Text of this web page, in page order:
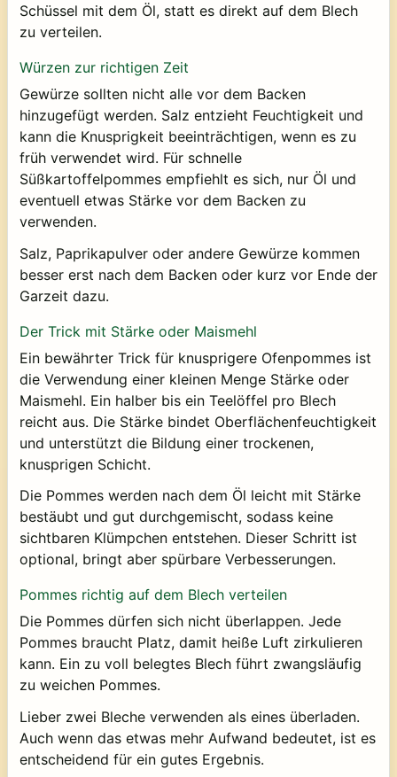
Schüssel mit dem Öl, statt es direkt auf dem Blech
zu verteilen.
Würzen zur richtigen Zeit
Gewürze sollten nicht alle vor dem Backen
hinzugefügt werden. Salz entzieht Feuchtigkeit und
kann die Knusprigkeit beeinträchtigen, wenn es zu
früh verwendet wird. Für schnelle
Süßkartoffelpommes empfiehlt es sich, nur Öl und
eventuell etwas Stärke vor dem Backen zu
verwenden.
Salz, Paprikapulver oder andere Gewürze kommen
besser erst nach dem Backen oder kurz vor Ende der
Garzeit dazu.
Der Trick mit Stärke oder Maismehl
Ein bewährter Trick für knusprigere Ofenpommes ist
die Verwendung einer kleinen Menge Stärke oder
Maismehl. Ein halber bis ein Teelöffel pro Blech
reicht aus. Die Stärke bindet Oberflächenfeuchtigkeit
und unterstützt die Bildung einer trockenen,
knusprigen Schicht.
Die Pommes werden nach dem Öl leicht mit Stärke
bestäubt und gut durchgemischt, sodass keine
sichtbaren Klümpchen entstehen. Dieser Schritt ist
optional, bringt aber spürbare Verbesserungen.
Pommes richtig auf dem Blech verteilen
Die Pommes dürfen sich nicht überlappen. Jede
Pommes braucht Platz, damit heiße Luft zirkulieren
kann. Ein zu voll belegtes Blech führt zwangsläufig
zu weichen Pommes.
Lieber zwei Bleche verwenden als eines überladen.
Auch wenn das etwas mehr Aufwand bedeutet, ist es
entscheidend für ein gutes Ergebnis.